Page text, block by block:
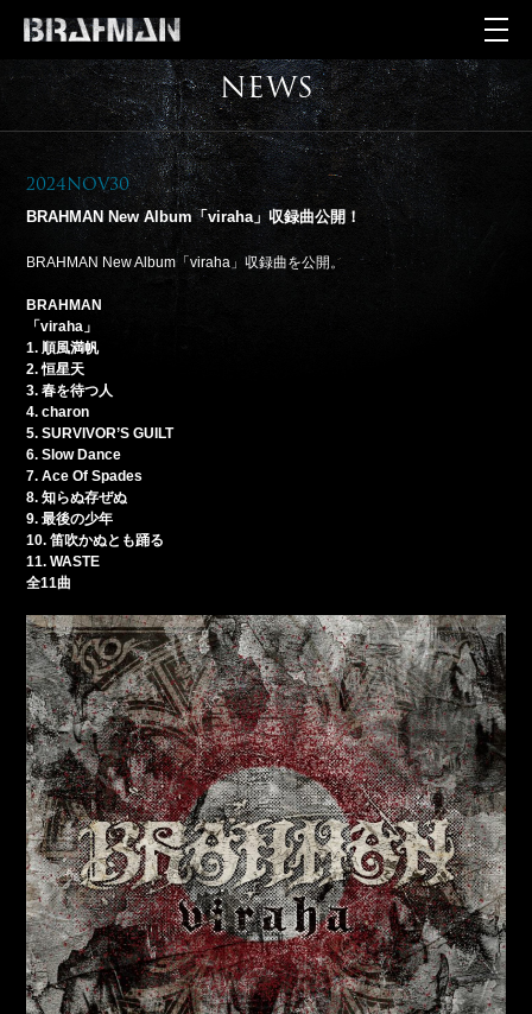
NEWS
2024Nov30
BRAHMAN New Album「viraha」収録曲公開！
BRAHMAN New Album「viraha」収録曲を公開。
BRAHMAN
「viraha」
1. 順風満帆
2. 恒星天
3. 春を待つ人
4. charon
5. SURVIVOR’S GUILT
6. Slow Dance
7. Ace Of Spades
8. 知らぬ存ぜぬ
9. 最後の少年
10. 笛吹かぬとも踊る
11. WASTE
全11曲